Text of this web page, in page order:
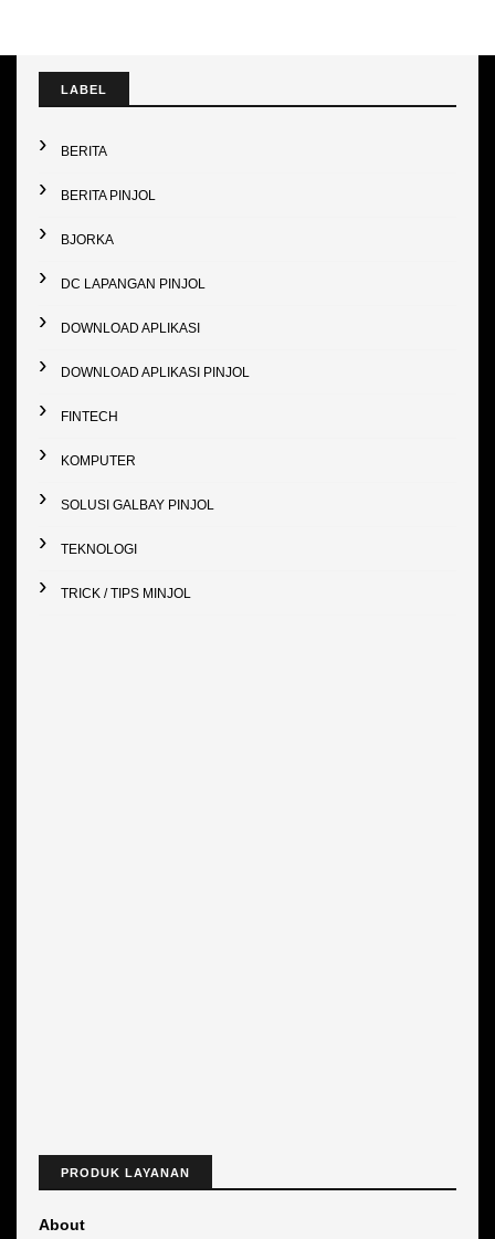
LABEL
BERITA
BERITA PINJOL
BJORKA
DC LAPANGAN PINJOL
DOWNLOAD APLIKASI
DOWNLOAD APLIKASI PINJOL
FINTECH
KOMPUTER
SOLUSI GALBAY PINJOL
TEKNOLOGI
TRICK / TIPS MINJOL
PRODUK LAYANAN
About